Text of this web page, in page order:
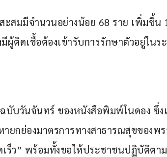
สมมีจำนวนอย่างน้อย 68 ราย เพิ่มขึ้น
ผู้ติดเชื้อต้องเข้ารับการรักษาตัวอยู่ใน
บวันจันทร์ ของหนังสือพิมพ์โนดอง ซึ่ง
ายกย่องมาตรการทางสาธารณสุขของพ
เร็ว” พร้อมทั้งขอให้ประชาชนปฏิบัติตา